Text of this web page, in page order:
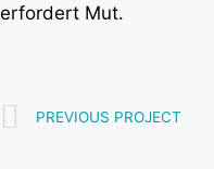
erfordert Mut.
PREVIOUS PROJECT